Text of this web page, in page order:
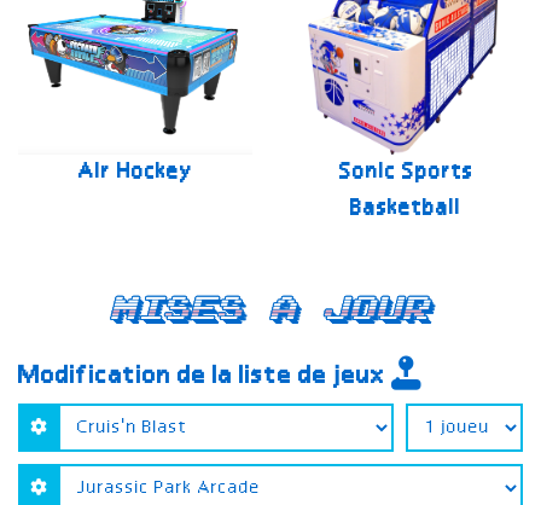
Air Hockey
Sonic Sports
Basketball
Mises a jour
Modification de la liste de jeux